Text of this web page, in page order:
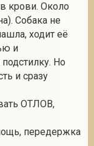
крови. Около
Собака не
ходит её
и
Но
и сразу
ОТЛОВ,
передержка